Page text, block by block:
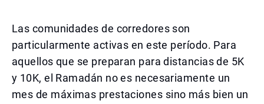
Las comunidades de corredores son
particularmente activas en este período. Para
aquellos que se preparan para distancias de 5K
y 10K, el Ramadán no es necesariamente un
mes de máximas prestaciones sino más bien un